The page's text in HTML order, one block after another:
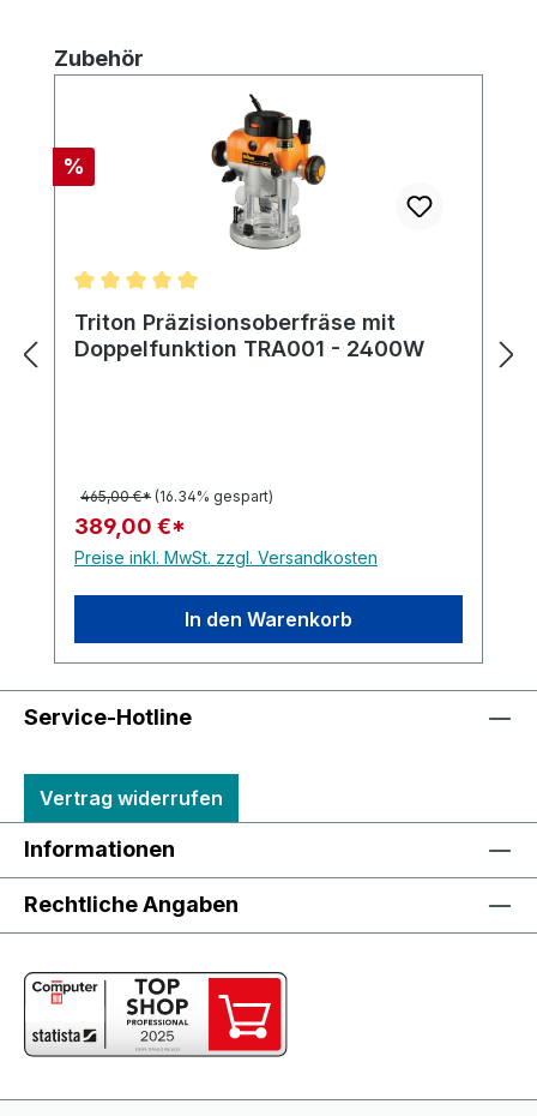
Produktgalerie überspringen
Zubehör
Rabatt
%
Durchschnittliche Bewertung von 5 von 5 Sternen
Triton Präzisionsoberfräse mit
Doppelfunktion TRA001 - 2400W
465,00 €* (16.34% gespart)
389,00 €*
Preise inkl. MwSt. zzgl. Versandkosten
In den Warenkorb
Service-Hotline
Vertrag widerrufen
Informationen
Rechtliche Angaben